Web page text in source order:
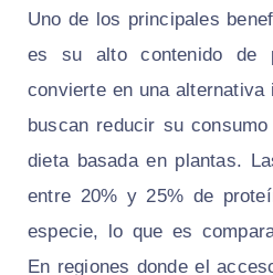
Uno de los principales
es su alto contenido de
convierte en una alternativa
buscan reducir su
dieta basada en plantas.
entre 20% y 25% de
especie, lo que es
En regiones donde el